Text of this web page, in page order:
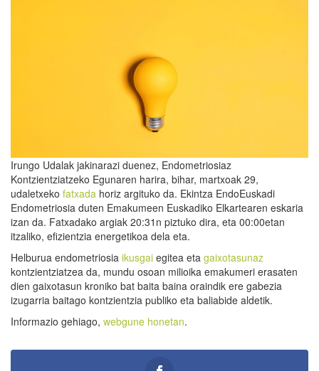
Irungo Udalak jakinarazi duenez, Endometriosiaz
Kontzientziatzeko Egunaren harira, bihar, martxoak 29,
udaletxeko fatxada horiz argituko da. Ekintza EndoEuskadi
Endometriosia duten Emakumeen Euskadiko Elkartearen eskaria
izan da. Fatxadako argiak 20:31n piztuko dira, eta 00:00etan
itzaliko, efizientzia energetikoa dela eta.
Helburua endometriosia ikusgai egitea eta gaixotasunaz
kontzientziatzea da, mundu osoan milioika emakumeri erasaten
dien gaixotasun kroniko bat baita baina oraindik ere gabezia
izugarria baitago kontzientzia publiko eta baliabide aldetik.
Informazio gehiago, webgune honetan.